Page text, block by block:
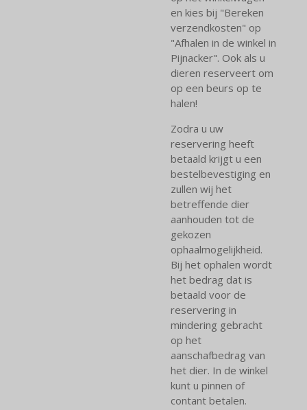
en kies bij "Bereken
verzendkosten" op
"Afhalen in de winkel in
Pijnacker". Ook als u
dieren reserveert om
op een beurs op te
halen!
Zodra u uw
reservering heeft
betaald krijgt u een
bestelbevestiging en
zullen wij het
betreffende dier
aanhouden tot de
gekozen
ophaalmogelijkheid.
Bij het ophalen wordt
het bedrag dat is
betaald voor de
reservering in
mindering gebracht
op het
aanschafbedrag van
het dier. In de winkel
kunt u pinnen of
contant betalen.